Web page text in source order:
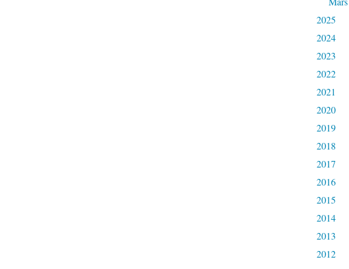
2025
2024
2023
2022
2021
2020
2019
2018
2017
2016
2015
2014
2013
2012